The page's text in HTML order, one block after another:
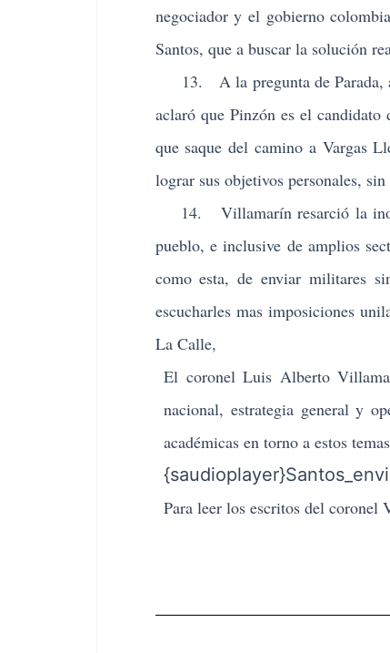
negociador y el gobierno
Santos, que a buscar la solución
13. A la pregunta de Parada,
aclaró que Pinzón es el
que saque del camino a Vargas
lograr sus objetivos personales,
14. Villamarín resarció la
pueblo, e inclusive de amplios
como esta, de enviar militares
escucharles mas imposiciones
La Calle,
El coronel Luis Alberto
nacional, estrategia general y
académicas en torno a estos
Para leer los escritos del